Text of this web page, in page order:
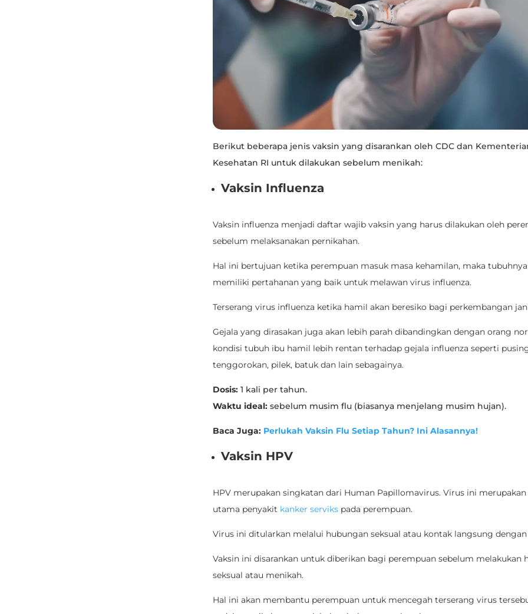
Berikut beberapa jenis vaksin yang disarankan oleh CDC dan
Kesehatan RI untuk dilakukan sebelum menikah:
Vaksin Influenza
Vaksin influenza menjadi daftar wajib vaksin yang harus dilakukan oleh
sebelum melaksanakan pernikahan.
Hal ini bertujuan ketika perempuan masuk masa kehamilan, maka
memiliki pertahanan yang baik untuk melawan virus influenza.
Terserang virus influenza ketika hamil akan beresiko bagi perkembangan
Gejala yang dirasakan juga akan lebih parah dibandingkan dengan orang
kondisi tubuh ibu hamil lebih rentan terhadap gejala influenza seperti
tenggorokan, pilek, batuk dan lain sebagainya.
Dosis: 1 kali per tahun.
Waktu ideal: sebelum musim flu (biasanya menjelang musim hujan).
Baca Juga: Perlukah Vaksin Flu Setiap Tahun? Ini Alasannya!
Vaksin HPV
HPV merupakan singkatan dari Human Papillomavirus. Virus ini merupakan
utama penyakit kanker serviks pada perempuan.
Virus ini ditularkan melalui hubungan seksual atau kontak langsung dengan
Vaksin ini disarankan untuk diberikan bagi perempuan sebelum melakukan
seksual atau menikah.
Hal ini akan membantu perempuan untuk mencegah terserang virus